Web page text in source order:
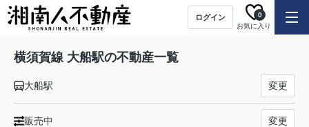
ログイン
お気に入り
0
横須賀線 大船駅の不動産一覧
大船駅 変更
販売中 変更